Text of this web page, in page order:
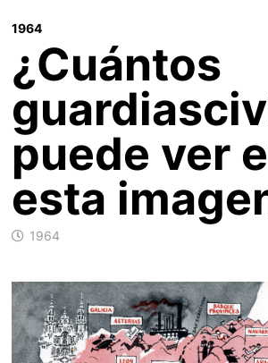
1964
¿Cuántos
puede ver
esta
1964